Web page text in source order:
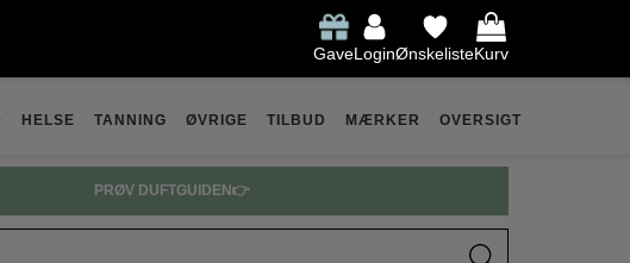
GaveLoginØnskelisteKurv
HELSE TANNING ØVRIGE TILBUD MÆRKER OVERSIGT
PRADA PARFUME SPAR OP TIL 30% 👉